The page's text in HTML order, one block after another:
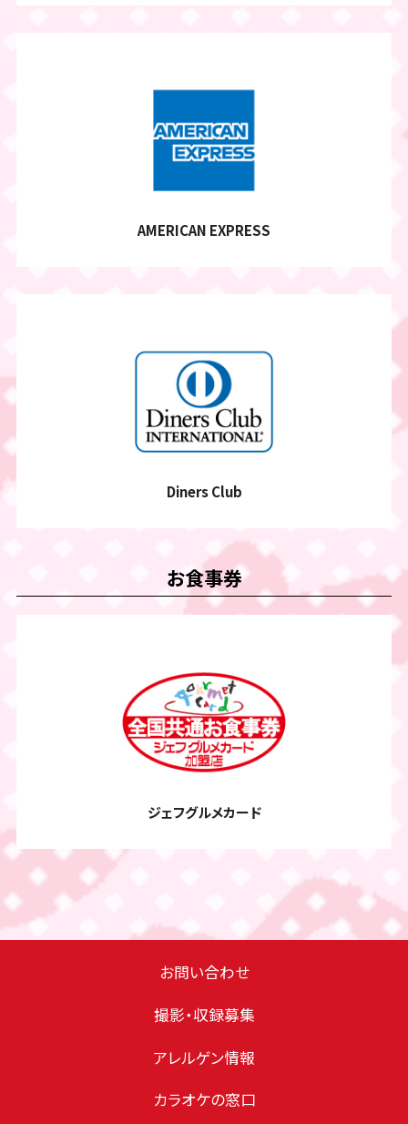
AMERICAN EXPRESS
Diners Club
お食事券
ジェフグルメカード
お問い合わせ
撮影・収録募集
アレルゲン情報
カラオケの窓⼝